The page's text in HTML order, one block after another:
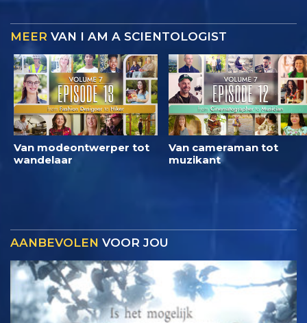
MEER VAN I AM A SCIENTOLOGIST
Van modeontwerper tot
wandelaar
Van cameraman tot
muzikant
AANBEVOLEN VOOR JOU